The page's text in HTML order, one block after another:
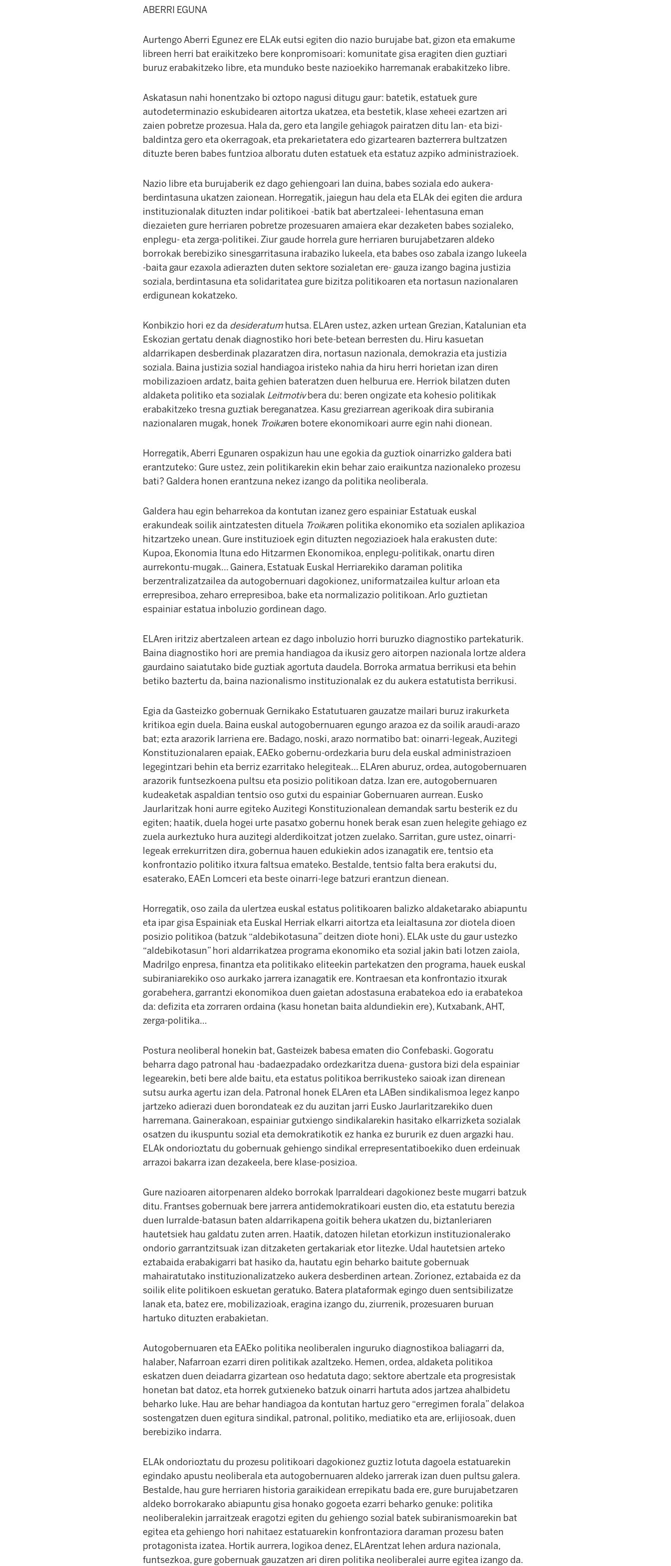
ABERRI EGUNA
Aurtengo Aberri Egunez ere ELAk eutsi egiten dio nazio burujabe bat, gizon eta emakume
libreen herri bat eraikitzeko bere konpromisoari: komunitate gisa eragiten dien guztiari
buruz erabakitzeko libre, eta munduko beste nazioekiko harremanak erabakitzeko libre.
Askatasun nahi honentzako bi oztopo nagusi ditugu gaur: batetik, estatuek gure
autodeterminazio eskubidearen aitortza ukatzea, eta bestetik, klase xeheei ezartzen ari
zaien pobretze prozesua. Hala da, gero eta langile gehiagok pairatzen ditu lan- eta bizi-
baldintza gero eta okerragoak, eta prekarietatera edo gizartearen bazterrera bultzatzen
dituzte beren babes funtzioa alboratu duten estatuek eta estatuz azpiko administrazioek.
Nazio libre eta burujaberik ez dago gehiengoari lan duina, babes soziala edo aukera-
berdintasuna ukatzen zaionean. Horregatik, jaiegun hau dela eta ELAk dei egiten die ardura
instituzionalak dituzten indar politikoei -batik bat abertzaleei- lehentasuna eman
diezaieten gure herriaren pobretze prozesuaren amaiera ekar dezaketen babes sozialeko,
enplegu- eta zerga-politikei. Ziur gaude horrela gure herriaren burujabetzaren aldeko
borrokak berebiziko sinesgarritasuna irabaziko lukeela, eta babes oso zabala izango lukeela
-baita gaur ezaxola adierazten duten sektore sozialetan ere- gauza izango bagina justizia
soziala, berdintasuna eta solidaritatea gure bizitza politikoaren eta nortasun nazionalaren
erdigunean kokatzeko.
Konbikzio hori ez da desideratum hutsa. ELAren ustez, azken urtean Grezian, Katalunian eta
Eskozian gertatu denak diagnostiko hori bete-betean berresten du. Hiru kasuetan
aldarrikapen desberdinak plazaratzen dira, nortasun nazionala, demokrazia eta justizia
soziala. Baina justizia sozial handiagoa iristeko nahia da hiru herri horietan izan diren
mobilizazioen ardatz, baita gehien bateratzen duen helburua ere. Herriok bilatzen duten
aldaketa politiko eta sozialak Leitmotiv bera du: beren ongizate eta kohesio politikak
erabakitzeko tresna guztiak bereganatzea. Kasu greziarrean agerikoak dira subirania
nazionalaren mugak, honek Troikaren botere ekonomikoari aurre egin nahi dionean.
Horregatik, Aberri Egunaren ospakizun hau une egokia da guztiok oinarrizko galdera bati
erantzuteko: Gure ustez, zein politikarekin ekin behar zaio eraikuntza nazionaleko prozesu
bati? Galdera honen erantzuna nekez izango da politika neoliberala.
Galdera hau egin beharrekoa da kontutan izanez gero espainiar Estatuak euskal
erakundeak soilik aintzatesten dituela Troikaren politika ekonomiko eta sozialen aplikazioa
hitzartzeko unean. Gure instituzioek egin dituzten negoziazioek hala erakusten dute:
Kupoa, Ekonomia Ituna edo Hitzarmen Ekonomikoa, enplegu-politikak, onartu diren
aurrekontu-mugak... Gainera, Estatuak Euskal Herriarekiko daraman politika
berzentralizatzailea da autogobernuari dagokionez, uniformatzailea kultur arloan eta
errepresiboa, zeharo errepresiboa, bake eta normalizazio politikoan. Arlo guztietan
espainiar estatua inboluzio gordinean dago.
ELAren iritziz abertzaleen artean ez dago inboluzio horri buruzko diagnostiko partekaturik.
Baina diagnostiko hori are premia handiagoa da ikusiz gero aitorpen nazionala lortze aldera
gaurdaino saiatutako bide guztiak agortuta daudela. Borroka armatua berrikusi eta behin
betiko baztertu da, baina nazionalismo instituzionalak ez du aukera estatutista berrikusi.
Egia da Gasteizko gobernuak Gernikako Estatutuaren gauzatze mailari buruz irakurketa
kritikoa egin duela. Baina euskal autogobernuaren egungo arazoa ez da soilik araudi-arazo
bat; ezta arazorik larriena ere. Badago, noski, arazo normatibo bat: oinarri-legeak, Auzitegi
Konstituzionalaren epaiak, EAEko gobernu-ordezkaria buru dela euskal administrazioen
legegintzari behin eta berriz ezarritako helegiteak... ELAren aburuz, ordea, autogobernuaren
arazorik funtsezkoena pultsu eta posizio politikoan datza. Izan ere, autogobernuaren
kudeaketak aspaldian tentsio oso gutxi du espainiar Gobernuaren aurrean. Eusko
Jaurlaritzak honi aurre egiteko Auzitegi Konstituzionalean demandak sartu besterik ez du
egiten; haatik, duela hogei urte pasatxo gobernu honek berak esan zuen helegite gehiago ez
zuela aurkeztuko hura auzitegi alderdikoitzat jotzen zuelako. Sarritan, gure ustez, oinarri-
legeak errekurritzen dira, gobernua hauen edukiekin ados izanagatik ere, tentsio eta
konfrontazio politiko itxura faltsua emateko. Bestalde, tentsio falta bera erakutsi du,
esaterako, EAEn Lomceri eta beste oinarri-lege batzuri erantzun dienean.
Horregatik, oso zaila da ulertzea euskal estatus politikoaren balizko aldaketarako abiapuntu
eta ipar gisa Espainiak eta Euskal Herriak elkarri aitortza eta leialtasuna zor diotela dioen
posizio politikoa (batzuk “aldebikotasuna” deitzen diote honi). ELAk uste du gaur ustezko
“aldebikotasun” hori aldarrikatzea programa ekonomiko eta sozial jakin bati lotzen zaiola,
Madrilgo enpresa, finantza eta politikako eliteekin partekatzen den programa, hauek euskal
subiraniarekiko oso aurkako jarrera izanagatik ere. Kontraesan eta konfrontazio itxurak
gorabehera, garrantzi ekonomikoa duen gaietan adostasuna erabatekoa edo ia erabatekoa
da: defizita eta zorraren ordaina (kasu honetan baita aldundiekin ere), Kutxabank, AHT,
zerga-politika…
Postura neoliberal honekin bat, Gasteizek babesa ematen dio Confebaski. Gogoratu
beharra dago patronal hau -badaezpadako ordezkaritza duena- gustora bizi dela espainiar
legearekin, beti bere alde baitu, eta estatus politikoa berrikusteko saioak izan direnean
sutsu aurka agertu izan dela. Patronal honek ELAren eta LABen sindikalismoa legez kanpo
jartzeko adierazi duen borondateak ez du auzitan jarri Eusko Jaurlaritzarekiko duen
harremana. Gainerakoan, espainiar gutxiengo sindikalarekin hasitako elkarrizketa sozialak
osatzen du ikuspuntu sozial eta demokratikotik ez hanka ez bururik ez duen argazki hau.
ELAk ondorioztatu du gobernuak gehiengo sindikal errepresentatiboekiko duen erdeinuak
arrazoi bakarra izan dezakeela, bere klase-posizioa.
Gure nazioaren aitorpenaren aldeko borrokak Iparraldeari dagokionez beste mugarri batzuk
ditu. Frantses gobernuak bere jarrera antidemokratikoari eusten dio, eta estatutu berezia
duen lurralde-batasun baten aldarrikapena goitik behera ukatzen du, biztanleriaren
hautetsiek hau galdatu zuten arren. Haatik, datozen hiletan etorkizun instituzionalerako
ondorio garrantzitsuak izan ditzaketen gertakariak etor litezke. Udal hautetsien arteko
eztabaida erabakigarri bat hasiko da, hautatu egin beharko baitute gobernuak
mahairatutako instituzionalizatzeko aukera desberdinen artean. Zorionez, eztabaida ez da
soilik elite politikoen eskuetan geratuko. Batera plataformak egingo duen sentsibilizatze
lanak eta, batez ere, mobilizazioak, eragina izango du, ziurrenik, prozesuaren buruan
hartuko dituzten erabakietan.
Autogobernuaren eta EAEko politika neoliberalen inguruko diagnostikoa baliagarri da,
halaber, Nafarroan ezarri diren politikak azaltzeko. Hemen, ordea, aldaketa politikoa
eskatzen duen deiadarra gizartean oso hedatuta dago; sektore abertzale eta progresistak
honetan bat datoz, eta horrek gutxieneko batzuk oinarri hartuta ados jartzea ahalbidetu
beharko luke. Hau are behar handiagoa da kontutan hartuz gero “erregimen forala” delakoa
sostengatzen duen egitura sindikal, patronal, politiko, mediatiko eta are, erlijiosoak, duen
berebiziko indarra.
ELAk ondorioztatu du prozesu politikoari dagokionez guztiz lotuta dagoela estatuarekin
egindako apustu neoliberala eta autogobernuaren aldeko jarrerak izan duen pultsu galera.
Bestalde, hau gure herriaren historia garaikidean errepikatu bada ere, gure burujabetzaren
aldeko borrokarako abiapuntu gisa honako gogoeta ezarri beharko genuke: politika
neoliberalekin jarraitzeak eragotzi egiten du gehiengo sozial batek subiranismoarekin bat
egitea eta gehiengo hori nahitaez estatuarekin konfrontaziora daraman prozesu baten
protagonista izatea. Hortik aurrera, logikoa denez, ELArentzat lehen ardura nazionala,
funtsezkoa, gure gobernuak gauzatzen ari diren politika neoliberalei aurre egitea izango da.